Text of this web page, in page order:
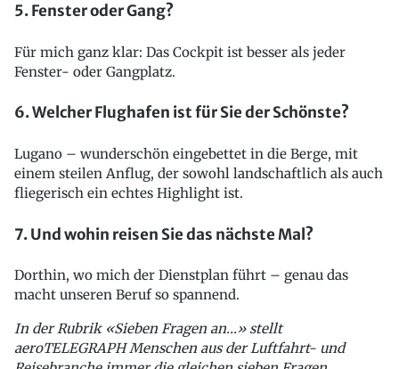
5. Fenster oder Gang?
Für mich ganz klar: Das Cockpit ist besser als jeder
Fenster- oder Gangplatz.
6. Welcher Flughafen ist für Sie der Schönste?
Lugano – wunderschön eingebettet in die Berge, mit
einem steilen Anflug, der sowohl landschaftlich als auch
fliegerisch ein echtes Highlight ist.
7. Und wohin reisen Sie das nächste Mal?
Dorthin, wo mich der Dienstplan führt – genau das
macht unseren Beruf so spannend.
In der Rubrik «Sieben Fragen an…» stellt
aeroTELEGRAPH Menschen aus der Luftfahrt- und